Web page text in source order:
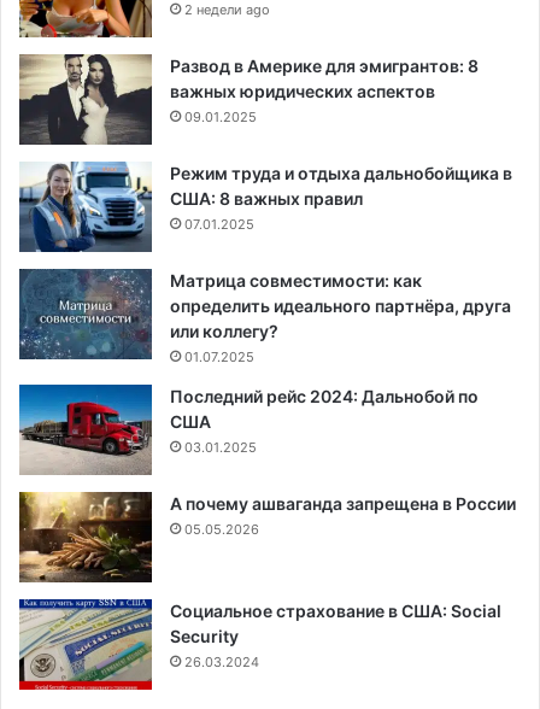
2 недели ago
Развод в Америке для эмигрантов: 8
важных юридических аспектов
09.01.2025
Режим труда и отдыха дальнобойщика в
США: 8 важных правил
07.01.2025
Матрица совместимости: как
определить идеального партнёра, друга
или коллегу?
01.07.2025
Последний рейс 2024: Дальнобой по
США
03.01.2025
А почему ашваганда запрещена в России
05.05.2026
Социальное страхование в США: Social
Security
26.03.2024